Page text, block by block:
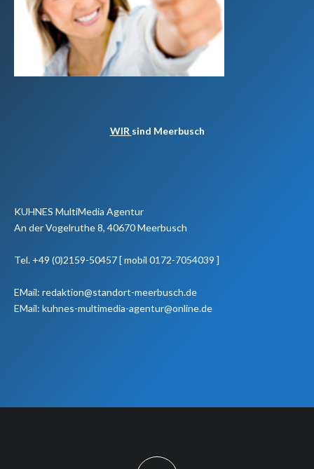
WIR sind Meerbusch
KUHNES MultiMedia Agentur
An der Vogelruthe 8, 40670 Meerbusch
Tel. +49 (0)2159-50457 [ mobil 0172-7054039 ]
EMail: redaktion@standort-meerbusch.de
EMail: kuhnes-multimedia-agentur@online.de